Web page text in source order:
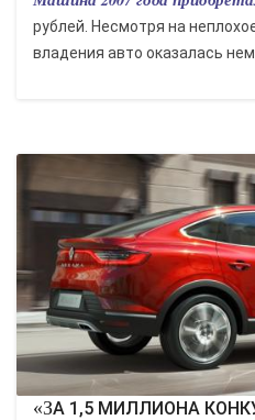
рублей. Несмотря на
владения авто оказалась
«ЗА 1,5 МИЛЛИОНА КОНКУРЕНТОВ НЕТ»: